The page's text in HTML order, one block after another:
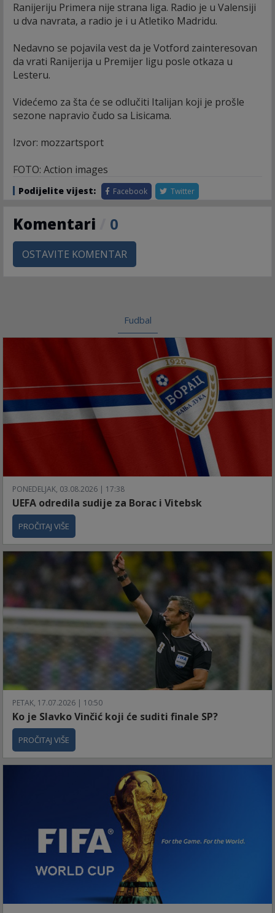
Ranijeriju Primera nije strana liga. Radio je u Valensiji
u dva navrata, a radio je i u Atletiko Madridu.
Nedavno se pojavila vest da je Votford zainteresovan
da vrati Ranijerija u Premijer ligu posle otkaza u
Lesteru.
Videćemo za šta će se odlučiti Italijan koji je prošle
sezone napravio čudo sa Lisicama.
Izvor: mozzartsport
FOTO: Action images
Podijelite vijest: Facebook Twitter
Komentari 0
OSTAVITE KOMENTAR
Fudbal
PONEDELJAK, 03.08.2026 | 17:38
UEFA odredila sudije za Borac i Vitebsk
PROČITAJ VIŠE
PETAK, 17.07.2026 | 10:50
Ko je Slavko Vinčić koji će suditi finale SP?
PROČITAJ VIŠE